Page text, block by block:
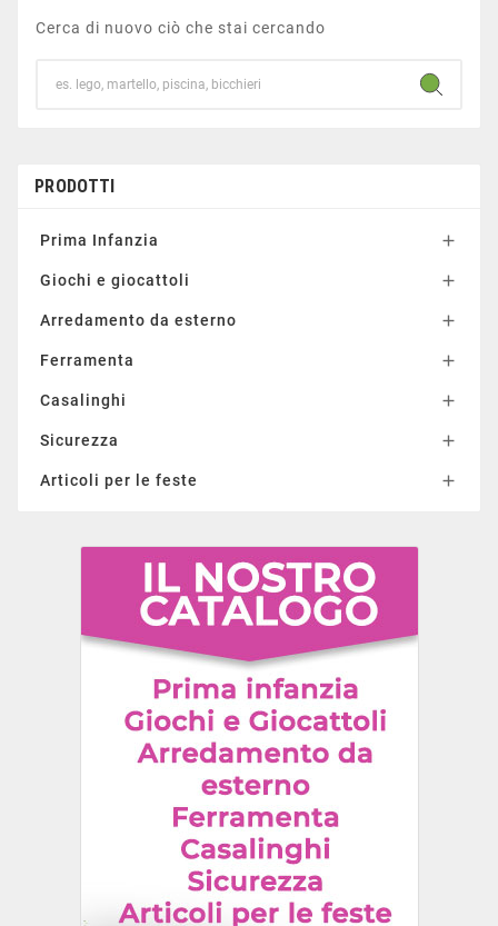
Cerca di nuovo ciò che stai cercando
PRODOTTI
Prima Infanzia 
Giochi e giocattoli 
Arredamento da esterno 
Ferramenta 
Casalinghi 
Sicurezza 
Articoli per le feste 